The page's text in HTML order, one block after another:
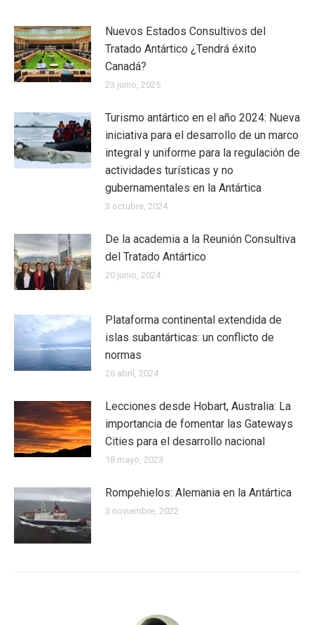
Nuevos Estados Consultivos del
Tratado Antártico ¿Tendrá éxito
Canadá?
23 junio, 2025
Turismo antártico en el año 2024: Nueva
iniciativa para el desarrollo de un marco
integral y uniforme para la regulación de
actividades turísticas y no
gubernamentales en la Antártica
3 octubre, 2024
De la academia a la Reunión Consultiva
del Tratado Antártico
20 junio, 2024
Plataforma continental extendida de
islas subantárticas: un conflicto de
normas
26 abril, 2024
Lecciones desde Hobart, Australia: La
importancia de fomentar las Gateways
Cities para el desarrollo nacional
18 mayo, 2023
Rompehielos: Alemania en la Antártica
3 noviembre, 2022